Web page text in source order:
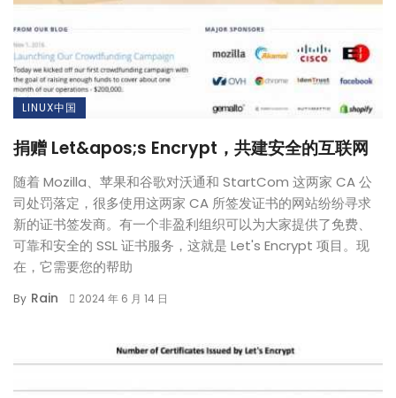
LINUX中国
捐赠 Let&apos;s Encrypt，共建安全的互联网
随着 Mozilla、苹果和谷歌对沃通和 StartCom 这两家 CA 公
司处罚落定，很多使用这两家 CA 所签发证书的网站纷纷寻求
新的证书签发商。有一个非盈利组织可以为大家提供了免费、
可靠和安全的 SSL 证书服务，这就是 Let's Encrypt 项目。现
在，它需要您的帮助
By Rain 2024 年 6 月 14 日